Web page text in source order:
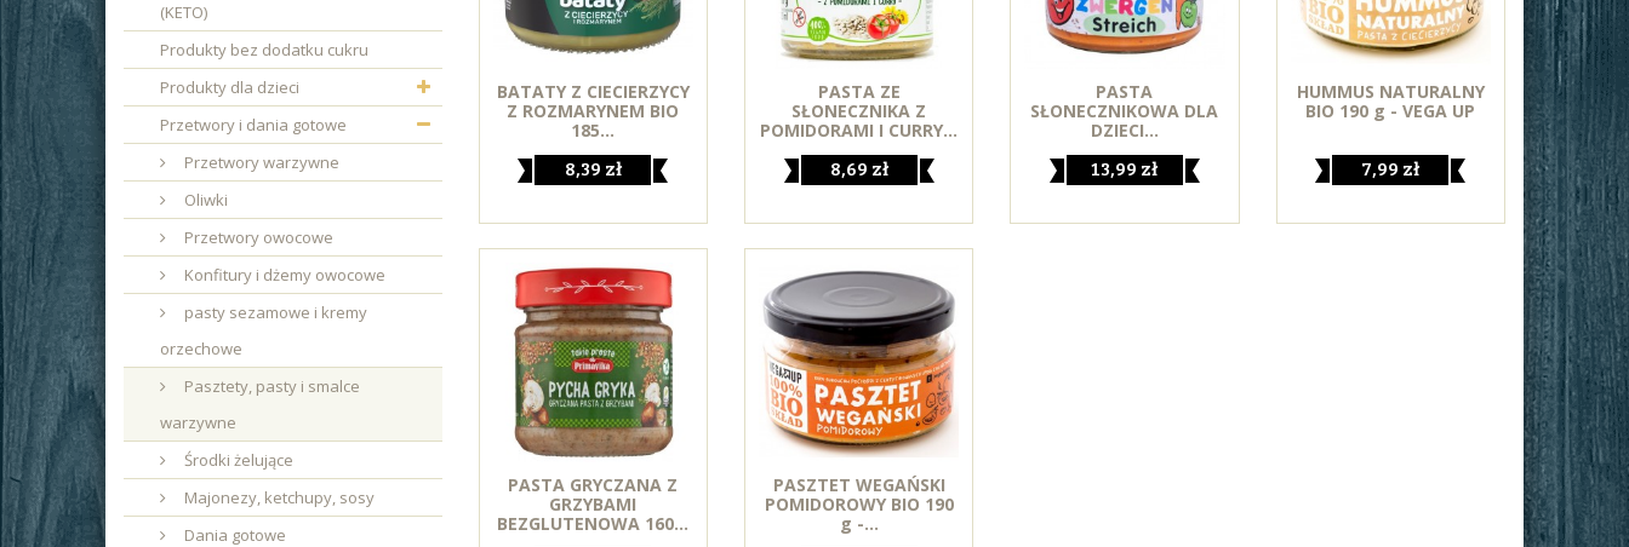
(KETO)
Produkty bez dodatku cukru
Produkty dla dzieci
Przetwory i dania gotowe
Przetwory warzywne
Oliwki
Przetwory owocowe
Konfitury i dżemy owocowe
pasty sezamowe i kremy
orzechowe
Pasztety, pasty i smalce
warzywne
Środki żelujące
Majonezy, ketchupy, sosy
Dania gotowe
BATATY Z CIECIERZYCY
Z ROZMARYNEM BIO
185...
8,39 zł
PASTA ZE
SŁONECZNIKA Z
POMIDORAMI I CURRY...
8,69 zł
PASTA
SŁONECZNIKOWA DLA
DZIECI...
13,99 zł
HUMMUS NATURALNY
BIO 190 g - VEGA UP
7,99 zł
PASTA GRYCZANA Z
GRZYBAMI
BEZGLUTENOWA 160...
PASZTET WEGAŃSKI
POMIDOROWY BIO 190
g -...